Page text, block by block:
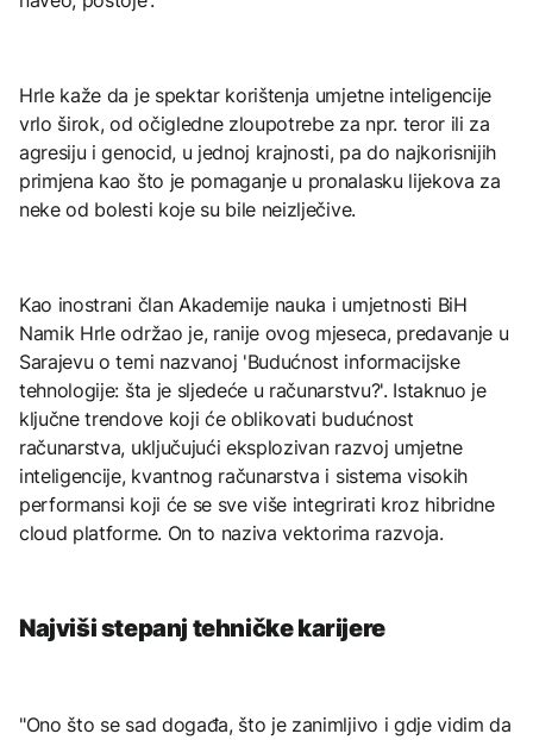
Hrle kaže da je spektar korištenja umjetne inteligencije
vrlo širok, od očigledne zloupotrebe za npr. teror ili za
agresiju i genocid, u jednoj krajnosti, pa do najkorisnijih
primjena kao što je pomaganje u pronalasku lijekova za
neke od bolesti koje su bile neizlječive.
Kao inostrani član Akademije nauka i umjetnosti BiH
Namik Hrle održao je, ranije ovog mjeseca, predavanje u
Sarajevu o temi nazvanoj 'Budućnost informacijske
tehnologije: šta je sljedeće u računarstvu?'. Istaknuo je
ključne trendove koji će oblikovati budućnost
računarstva, uključujući eksplozivan razvoj umjetne
inteligencije, kvantnog računarstva i sistema visokih
performansi koji će se sve više integrirati kroz hibridne
cloud platforme. On to naziva vektorima razvoja.
Najviši stepanj tehničke karijere
"Ono što se sad događa, što je zanimljivo i gdje vidim da